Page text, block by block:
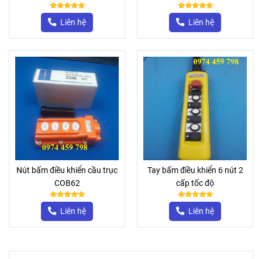
Liên hệ Liên hệ
Nút bấm điều khiển cầu trục
COB62
Liên hệ
Tay bấm điều khiển 6 nút 2
cấp tốc độ
Liên hệ